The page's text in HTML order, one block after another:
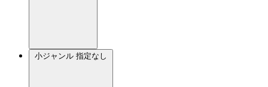
小ジャンル 指定なし